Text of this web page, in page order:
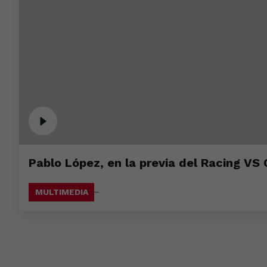
Pablo López, en la previa del Racing VS
MULTIMEDIA